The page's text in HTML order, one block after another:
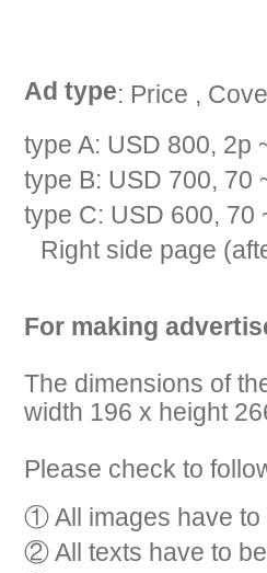
Ad type: Price ,
type A: USD 800, 2p
type B: USD 700, 70
type C: USD 600, 70
Right side page
For making
The dimensions of
width 196 x height
Please check to
① All images have to
② All texts have to